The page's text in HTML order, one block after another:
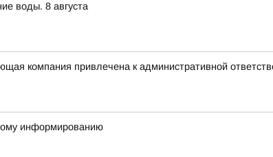
воды. 8 августа
компания привлечена к административной
информированию